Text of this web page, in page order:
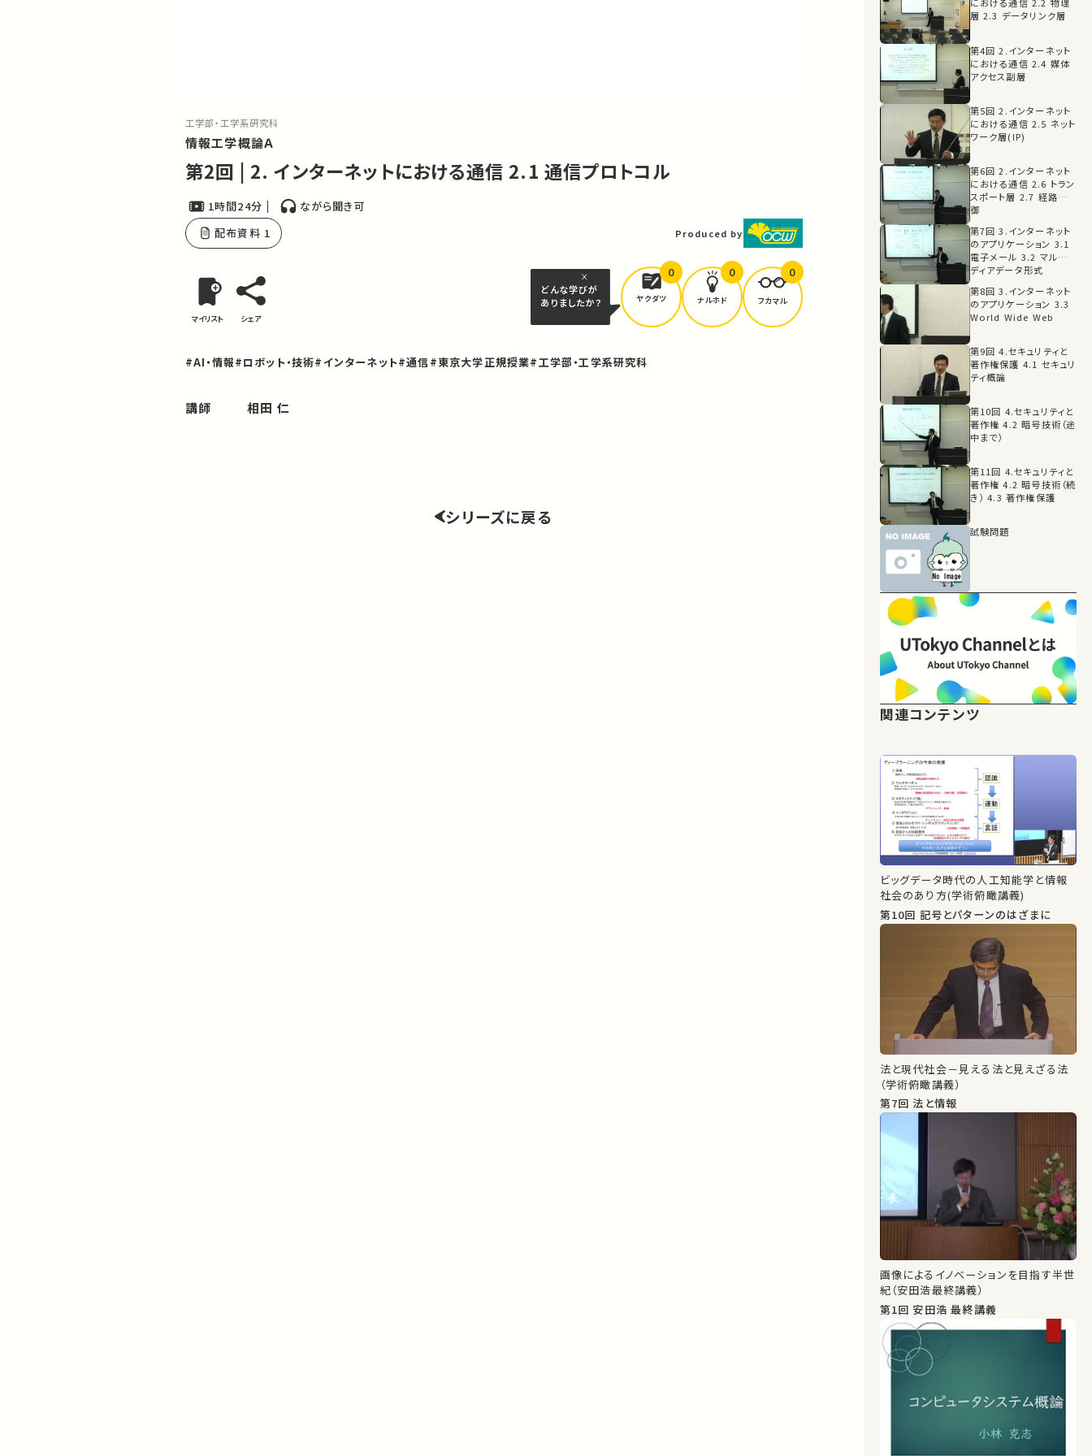
工学部・工学系研究科
情報工学概論Ａ
第2回 | 2. インターネットにおける通信 2.1 通信プロトコル
1時間24分
ながら聞き可
配布資料 1
Produced by
マイリスト シェア
どんな学びが
ありましたか？
ヤクダツ
0
ナルホド
0
フカマル
0
#AI・情報#ロボット・技術#インターネット#通信#東京大学正規授業#工学部・工学系研究科
講師 相田 仁
シリーズに戻る
における通信 2.2 物理
層 2.3 データリンク層
第4回 2.インターネット
における通信 2.4 媒体
アクセス副層
第5回 2.インターネット
における通信 2.5 ネット
ワーク層(IP)
第6回 2.インターネット
における通信 2.6 トラン
スポート層 2.7 経路制
御
第7回 3.インターネット
のアプリケーション 3.1
電子メール 3.2 マルチメ
ディアデータ形式
第8回 3.インターネット
のアプリケーション 3.3
World Wide Web
第9回 4.セキュリティと
著作権保護 4.1 セキュリ
ティ概論
第10回 4.セキュリティと
著作権 4.2 暗号技術（途
中まで）
第11回 4.セキュリティと
著作権 4.2 暗号技術（続
き） 4.3 著作権保護
試験問題
関連コンテンツ
ビッグデータ時代の人工知能学と情報
社会のあり方(学術俯瞰講義)
第10回 記号とパターンのはざまに
法と現代社会－見える法と見えざる法
（学術俯瞰講義）
第7回 法と情報
画像によるイノベーションを目指す半世
紀（安田浩最終講義）
第1回 安田浩 最終講義